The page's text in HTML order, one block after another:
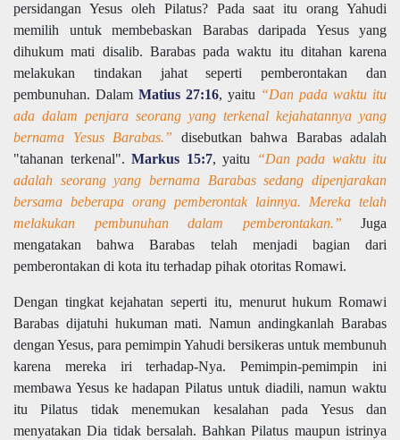
persidangan Yesus oleh Pilatus? Pada saat itu orang Yahudi
memilih untuk membebaskan Barabas daripada Yesus yang
dihukum mati disalib. Barabas pada waktu itu ditahan karena
melakukan tindakan jahat seperti pemberontakan dan
pembunuhan. Dalam Matius 27:16, yaitu “Dan pada waktu itu
ada dalam penjara seorang yang terkenal kejahatannya yang
bernama Yesus Barabas.” disebutkan bahwa Barabas adalah
"tahanan terkenal". Markus 15:7, yaitu
“Dan pada waktu itu
adalah seorang yang bernama Barabas sedang dipenjarakan
bersama beberapa orang pemberontak lainnya. Mereka telah
melakukan pembunuhan dalam pemberontakan.” Juga
mengatakan bahwa Barabas telah menjadi bagian dari
pemberontakan di kota itu terhadap pihak otoritas Romawi.
Dengan tingkat kejahatan seperti itu, menurut hukum Romawi
Barabas dijatuhi hukuman mati. Namun andingkanlah Barabas
dengan Yesus, para pemimpin Yahudi bersikeras untuk membunuh
karena mereka iri terhadap-Nya. Pemimpin-pemimpin ini
membawa Yesus ke hadapan Pilatus untuk diadili, namun waktu
itu Pilatus tidak menemukan kesalahan pada Yesus dan
menyatakan Dia tidak bersalah. Bahkan Pilatus maupun istrinya